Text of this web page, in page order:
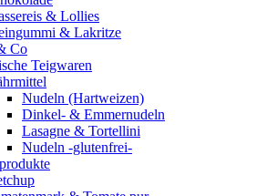
& Lollies
& Lakritze
Co
Teigwaren
Nudeln (Hartweizen)
Dinkel- & Emmernudeln
Lasagne & Tortellini
Nudeln -glutenfrei-